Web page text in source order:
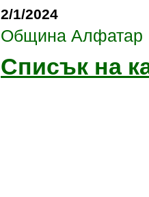
2/1/2024
Община Алфатар
Списък на